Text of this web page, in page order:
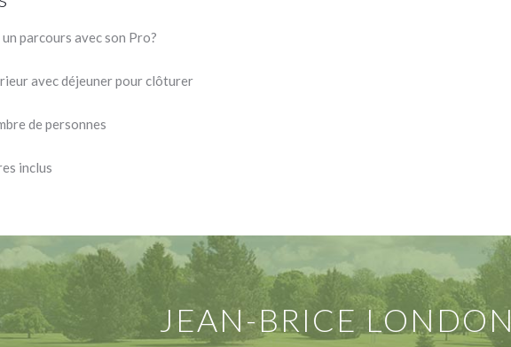
parcours avec son Pro?
avec déjeuner pour clôturer
de personnes
inclus
JEAN-BRICE LONDON